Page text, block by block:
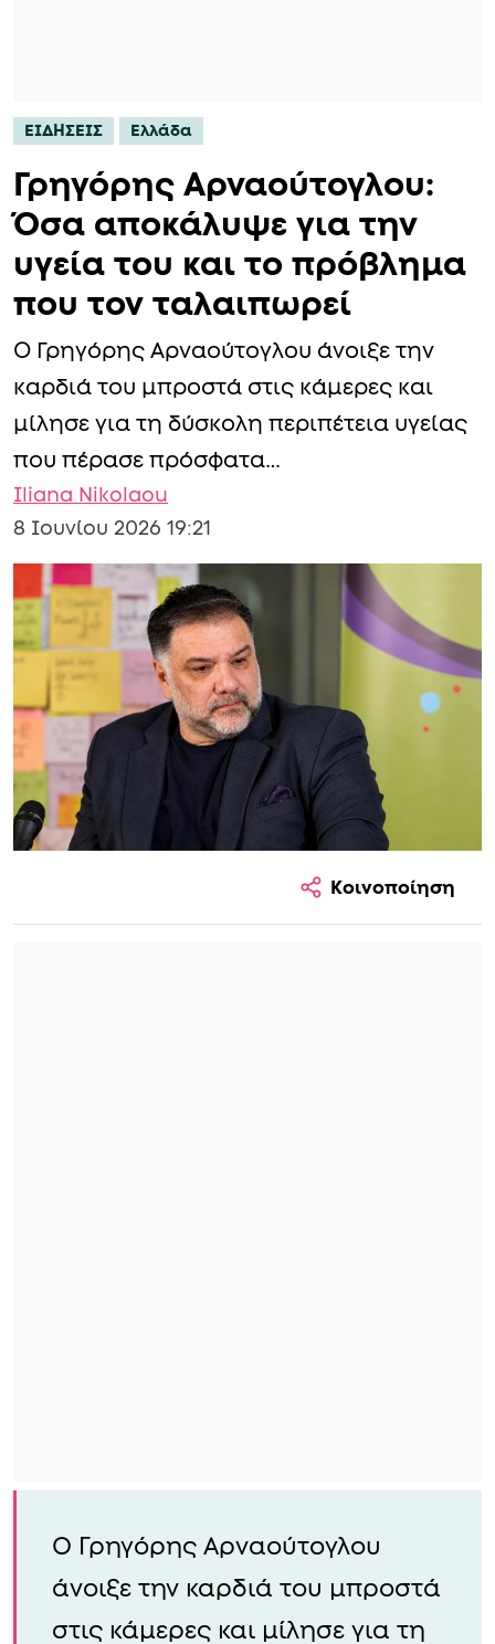
ΕΙΔΗΣΕΙΣ Ελλάδα
Γρηγόρης Αρναούτογλου:
Όσα αποκάλυψε για την
υγεία του και το πρόβλημα
που τον ταλαιπωρεί
Ο Γρηγόρης Αρναούτογλου άνοιξε την
καρδιά του μπροστά στις κάμερες και
μίλησε για τη δύσκολη περιπέτεια υγείας
που πέρασε πρόσφατα…
Iliana Nikolaou
8 Ιουνίου 2026 19:21
Κοινοποίηση
Ο Γρηγόρης Αρναούτογλου
άνοιξε την καρδιά του μπροστά
στις κάμερες και μίλησε για τη